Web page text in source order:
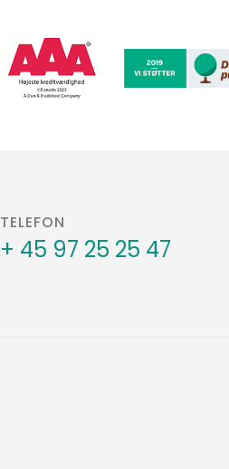
TELEFON
+ 45 97 25 25 47